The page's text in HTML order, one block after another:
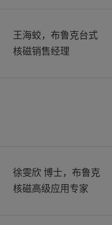
王海蛟，布鲁克台式
核磁销售经理
徐雯欣 博士，布鲁克
核磁高级应用专家